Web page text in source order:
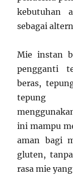
kebutuhan
sebagai
Mie instan
pengganti
beras,
tepung
ini mampu
aman bagi
gluten,
rasa mie